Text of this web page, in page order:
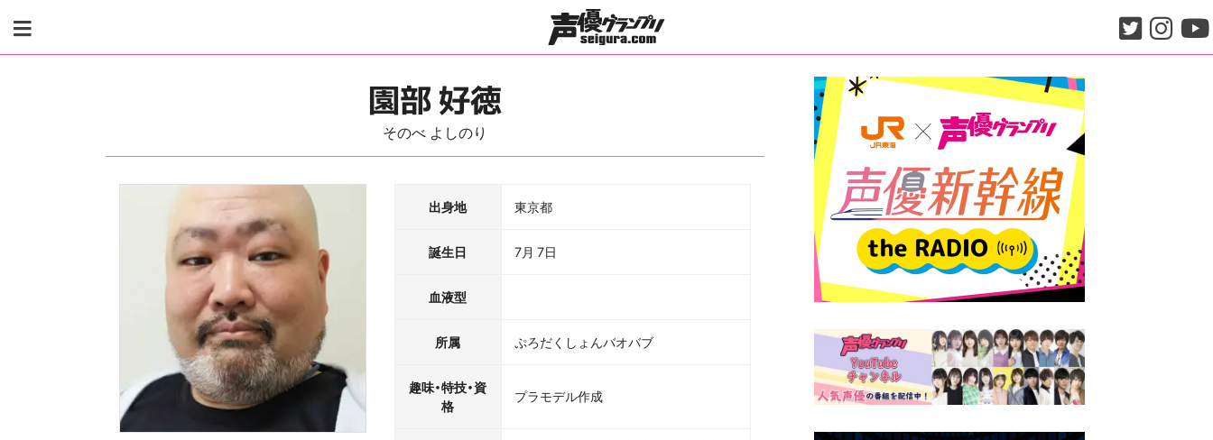
content
園部 好徳
そのべ よしのり
出身地 東京都
誕生日 7月 7日
血液型
所属 ぷろだくしょんバオバブ
趣味・特技・資
格
プラモデル作成